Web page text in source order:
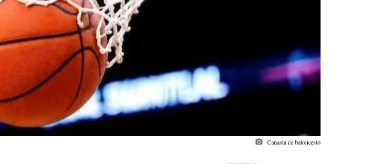
photo_camera Canasta de baloncesto